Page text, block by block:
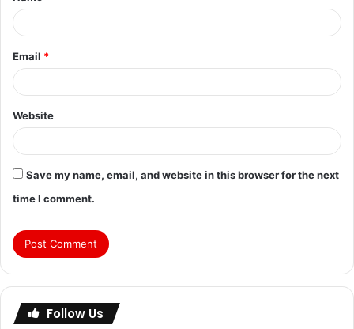
Email *
Website
Save my name, email, and website in this browser for the next
time I comment.
Follow Us